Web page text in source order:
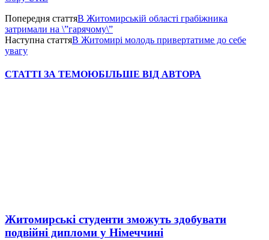
Попередня статтяВ Житомирській області грабіжника
затримали на \”гарячому\”
Наступна статтяВ Житомирі молодь привертатиме до себе
увагу
СТАТТІ ЗА ТЕМОЮБІЛЬШЕ ВІД АВТОРА
Житомирські студенти зможуть здобувати
подвійні дипломи у Німеччині